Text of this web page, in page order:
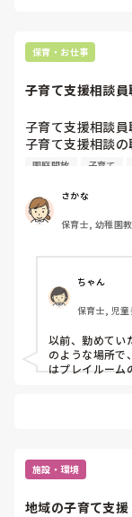
保育・お仕事
子育て支援相談
子育て支援相談員
子育て支援相談
知りたいです。
教えていただけた
園庭開放 子育て
さかな
保育士, 幼稚園
ちゃん
保育士, 児
以前、勤めてい
のような場所で
はプレイルーム
施設・環境
地域の子育て支援